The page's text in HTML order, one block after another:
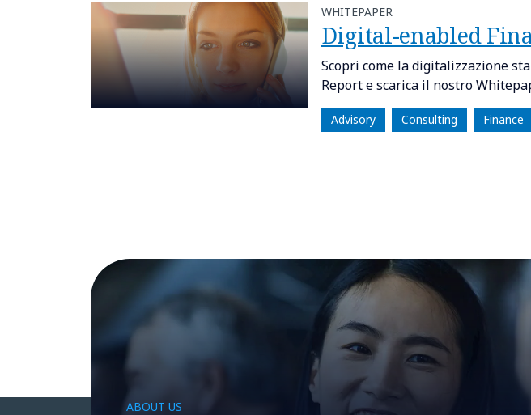
WHITEPAPER
Digital-enabled
Scopri come la digitalizzazione
Report e scarica il nostro
Advisory Consulting Finance
ABOUT US